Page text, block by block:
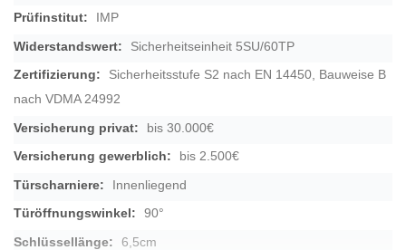
IMP
Sicherheitseinheit 5SU/60TP
Sicherheitsstufe S2 nach EN 14450, Bauweise B
nach VDMA 24992
bis 30.000€
bis 2.500€
Innenliegend
90°
6,5cm